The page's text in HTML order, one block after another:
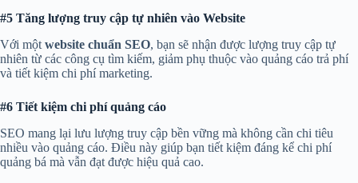
#5 Tăng lượng truy cập tự nhiên vào Website
Với một website chuẩn SEO, bạn sẽ nhận được lượng truy cập tự
nhiên từ các công cụ tìm kiếm, giảm phụ thuộc vào quảng cáo trả phí
và tiết kiệm chi phí marketing.
#6 Tiết kiệm chi phí quảng cáo
SEO mang lại lưu lượng truy cập bền vững mà không cần chi tiêu
nhiều vào quảng cáo. Điều này giúp bạn tiết kiệm đáng kể chi phí
quảng bá mà vẫn đạt được hiệu quả cao.